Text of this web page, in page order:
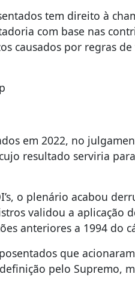
tem direito à
com base nas
causados por regras
em 2022, no
resultado serviria
o plenário acabou
validou a aplicação
anteriores a 1994 do
que
pelo Supremo,